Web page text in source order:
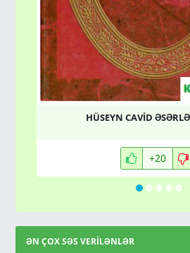
HÜSEYN CAVİD
+20
ƏN ÇOX SƏS VERİLƏNLƏR